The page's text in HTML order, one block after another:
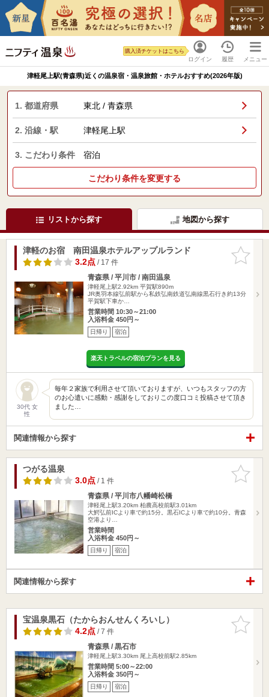
ログイン
購入済チケットはこちら
履歴 メニュー
津軽尾上駅(青森県)近くの温泉宿・温泉旅館・ホテルおすすめ(2026年版)
1. 都道府県 東北 / 青森県
2. 沿線・駅 津軽尾上駅
3. こだわり条件 宿泊
こだわり条件を変更する
リストから探す 地図から探す
お気に入
りに追加
津軽のお宿 南田温泉ホテルアップルランド
3.2点/ 17 件
青森県 / 平川市 / 南田温泉
津軽尾上駅2.92km 平賀駅890m
JR奥羽本線弘前駅から私鉄弘南鉄道弘南線黒石行き約13分
平賀駅下車か…
営業時間 10:30～21:00
入浴料金 450円～
日帰り 宿泊
楽天トラベルの宿泊プランを見る
30代 女
性
毎年２家族で利用させて頂いておりますが、いつもスタッフの方
のお心遣いに感動・感謝をしておりこの度口コミ投稿させて頂き
ました…
関連情報から探す
お気に入
りに追加
つがる温泉
3.0点/ 1 件
青森県 / 平川市八幡崎松橋
津軽尾上駅3.20km 柏農高校前駅3.01km
大鰐弘前ICより車で約15分。黒石ICより車で約10分。青森
空港より…
営業時間
入浴料金 450円～
日帰り 宿泊
関連情報から探す
お気に入
りに追加
宝温泉黒石（たからおんせんくろいし）
4.2点/ 7 件
青森県 / 黒石市
津軽尾上駅3.30km 尾上高校前駅2.85km
営業時間 5:00～22:00
入浴料金 350円～
日帰り 宿泊